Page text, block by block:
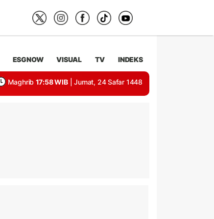
ESGNOW VISUAL TV INDEKS
Maghrib 17:58 WIB | Jumat, 24 Safar 1448